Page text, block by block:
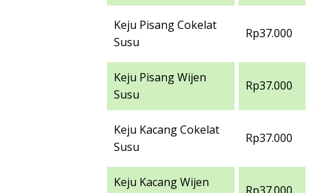
Keju Pisang Cokelat
Susu
Rp37.000
Keju Pisang Wijen
Susu
Rp37.000
Keju Kacang Cokelat
Susu
Rp37.000
Keju Kacang Wijen